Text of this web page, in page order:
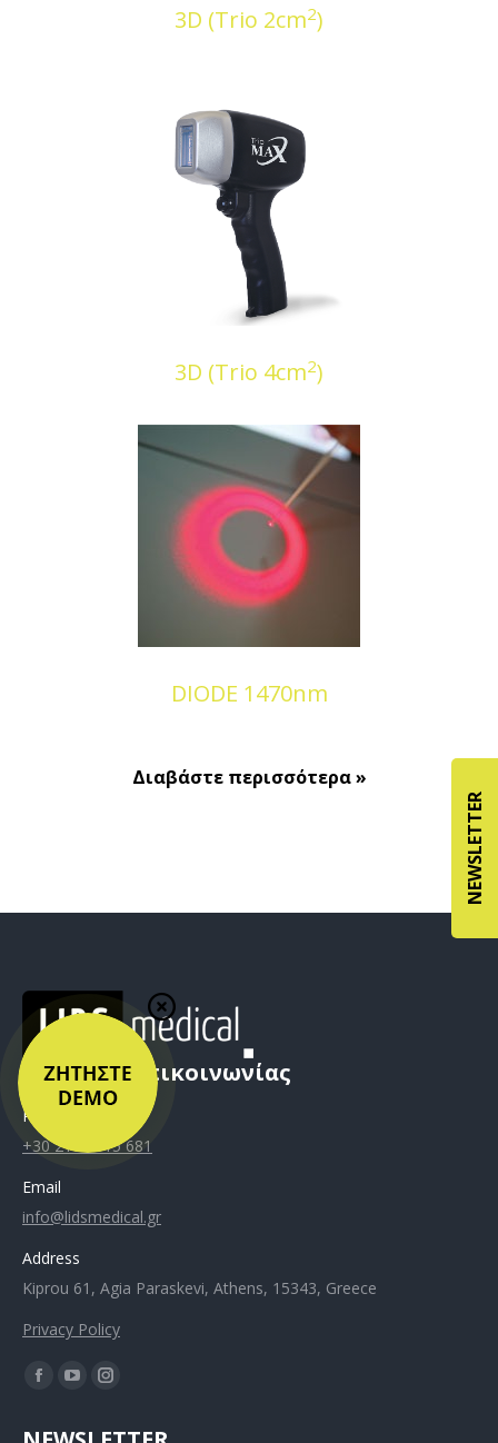
3D (Trio 2cm2)
3D (Trio 4cm2)
DIODE 1470nm
Διαβάστε περισσότερα »
Στοιχεία Επικοινωνίας
Phone
+30 210 6815 681
Email
info@lidsmedical.gr
Address
Kiprou 61, Agia Paraskevi, Athens, 15343, Greece
Privacy Policy
NEWSLETTER